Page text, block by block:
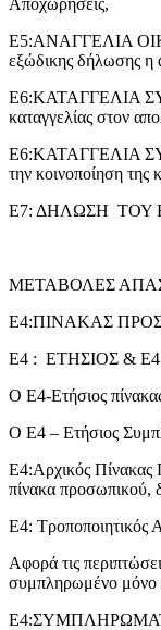
Αποχωρήσεις,
Ε5:ΑΝΑΓΓΕΛΙΑ
εξώδικης δήλωσης η
Ε6:ΚΑΤΑΓΓΕΛΙΑ
καταγγελίας στον
Ε6:ΚΑΤΑΓΓΕΛΙΑ
την κοινοποίηση της
Ε7: ΔΗΛΩΣΗ ΤΟΥ
ΜΕΤΑΒΟΛΕΣ
Ε4:ΠΙΝΑΚΑΣ
Ε4 : ΕΤΗΣΙΟΣ &
Ο Ε4-Ετήσιος
Ο Ε4 – Ετήσιος
Ε4:Αρχικός Πίνακας
πίνακα προσωπικού,
Ε4:
Αφορά τις
συμπληρωμένο μόνο